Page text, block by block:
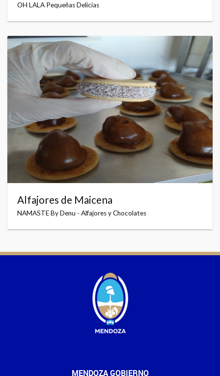
OH LALA Pequeñas Delicias
Alfajores de Maicena
NAMASTE By Denu - Alfajores y Chocolates
MENDOZA GOBIERNO